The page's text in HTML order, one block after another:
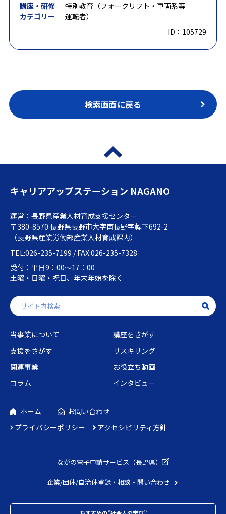
講座・研修
カテゴリー
特別教育（フォークリフト・車両系等
運転者）
ID：105729
検索画面に戻る
キャリアアップステーション NAGANO
運営：長野県産業人材育成支援センター
〒380-8570 長野県長野市大字南長野字幅下692-2
（長野県産業労働部産業人材育成課内）
TEL:026-235-7199 / FAX:026-235-7328
受付：平日9：00～17：00
土曜・日曜・祝日、年末年始を除く
当事業について
講座をさがす
支援をさがす
リスキリング
関連事業
お役立ち動画
コラム
インタビュー
ホーム
お問い合わせ
プライバシーポリシー
アクセシビリティ方針
ながの電子申請サービス（長野県）
企業/団体/自治体登録・相談・問い合わせ